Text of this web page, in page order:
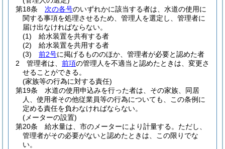
第18条
次の各号のいずれかに該当する者は、水道の使用に
関する事項を処理させるため、管理人を選定し、管理者に
届け出なければならない。
(1)
給水装置を共有する者
(2)
給水装置を共用する者
(3)
前2号に掲げるもののほか、管理者が必要と認めた者
2
管理者は、 前項の管理人を不適当と認めたときは、変更さ
せることができる。
(家族等の行為に対する責任)
第19条
水道の使用申込みを行った者は、その家族、同居
人、使用者その他従業員等の行為についても、この条例に
定める責任を負わなければならない。
(メーターの設置)
第20条
給水量は、市のメーターにより計量する。 ただし、
管理者がその必要がないと認めたときは、この限りでな
い。